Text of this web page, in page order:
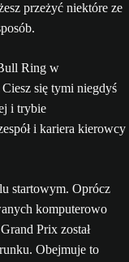
przeżyć niektóre ze
Ring w
się tymi niegdyś
i trybie
i kariera kierowcy
startowym. Oprócz
komputerowo
Prix został
Obejmuje to